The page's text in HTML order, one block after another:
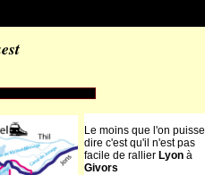
Le moins que l'on puisse
dire c'est qu'il n'est pas
facile de rallier Lyon à
Givors